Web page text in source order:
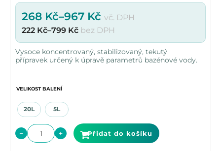
268 Kč–967 Kč vč. DPH
222 Kč–799 Kč bez DPH
Vysoce koncentrovaný, stabilizovaný, tekutý
přípravek určený k úpravě parametrů bazénové vody.
VELIKOST BALENÍ
20L 5L
− + Přidat do košíku